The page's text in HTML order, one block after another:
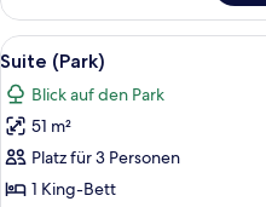
Eckzimmer
(Hyde
Park)
Alle
Fotos
für
Suite
(Park)
anzeigen
8
Suite (Park)
Blick auf den Park
51 m²
Platz für 3 Personen
1 King-Bett